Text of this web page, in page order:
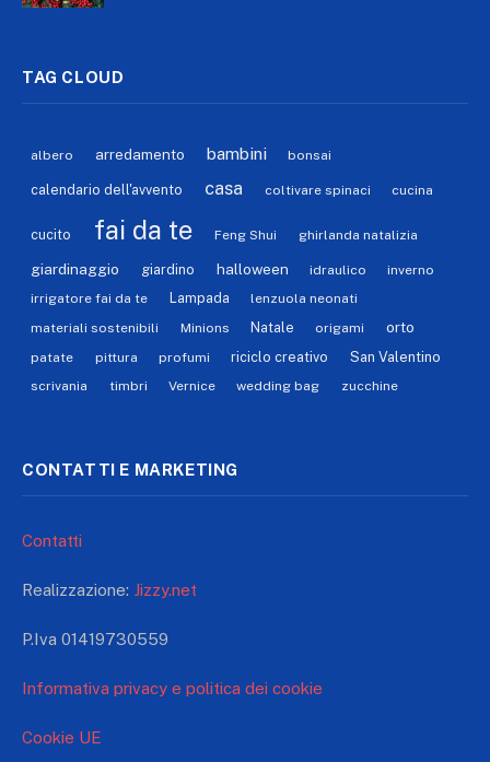
TAG CLOUD
albero arredamento bambini bonsai
calendario dell'avvento casa coltivare spinaci cucina
cucito fai da te Feng Shui ghirlanda natalizia
giardinaggio giardino halloween idraulico
inverno
irrigatore fai da te
Lampada
lenzuola neonati
materiali sostenibili
Minions Natale origami orto
patate pittura profumi riciclo creativo San Valentino
scrivania timbri Vernice wedding bag zucchine
CONTATTI E MARKETING
Contatti
Realizzazione: Jizzy.net
P.Iva 01419730559
Informativa privacy e politica dei cookie
Cookie UE